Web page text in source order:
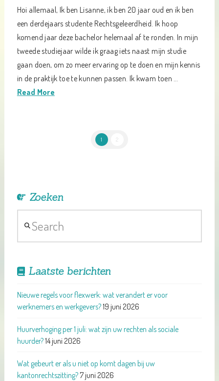
Hoi allemaal, Ik ben Lisanne, ik ben 20 jaar oud en ik ben
een derdejaars studente Rechtsgeleerdheid. Ik hoop
komend jaar deze bachelor helemaal af te ronden. In mijn
tweede studiejaar wilde ik graag iets naast mijn studie
gaan doen, om zo meer ervaring op te doen en mijn kennis
in de praktijk toe te kunnen passen. Ik kwam toen …
Read More
1 2
Zoeken
Laatste berichten
Nieuwe regels voor flexwerk: wat verandert er voor
werknemers en werkgevers?19 juni 2026
Huurverhoging per 1 juli: wat zijn uw rechten als sociale
huurder?14 juni 2026
Wat gebeurt er als u niet op komt dagen bij uw
kantonrechtszitting?7 juni 2026